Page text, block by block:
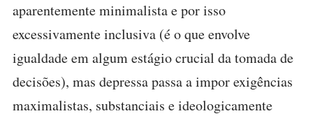
aparentemente minimalista e por isso
excessivamente inclusiva (é o que envolve
igualdade em algum estágio crucial da tomada de
decisões), mas depressa passa a impor exigências
maximalistas, substanciais e ideologicamente